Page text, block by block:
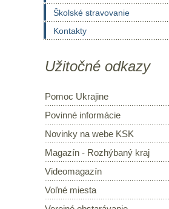
Školské stravovanie
Kontakty
Užitočné odkazy
Pomoc Ukrajine
Povinné informácie
Novinky na webe KSK
Magazín - Rozhýbaný kraj
Videomagazín
Voľné miesta